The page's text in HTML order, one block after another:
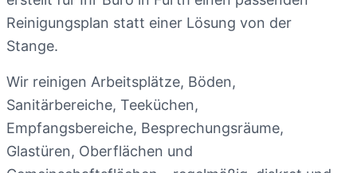
Reinigungsplan statt einer Lösung von der
Stange.
Wir reinigen Arbeitsplätze, Böden,
Sanitärbereiche, Teeküchen,
Empfangsbereiche, Besprechungsräume,
Glastüren, Oberflächen und